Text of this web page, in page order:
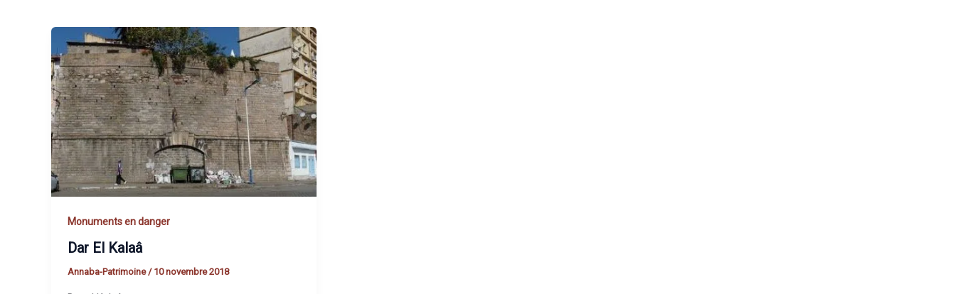
Monuments en danger
Dar El Kalaâ
Annaba-Patrimoine / 10 novembre 2018